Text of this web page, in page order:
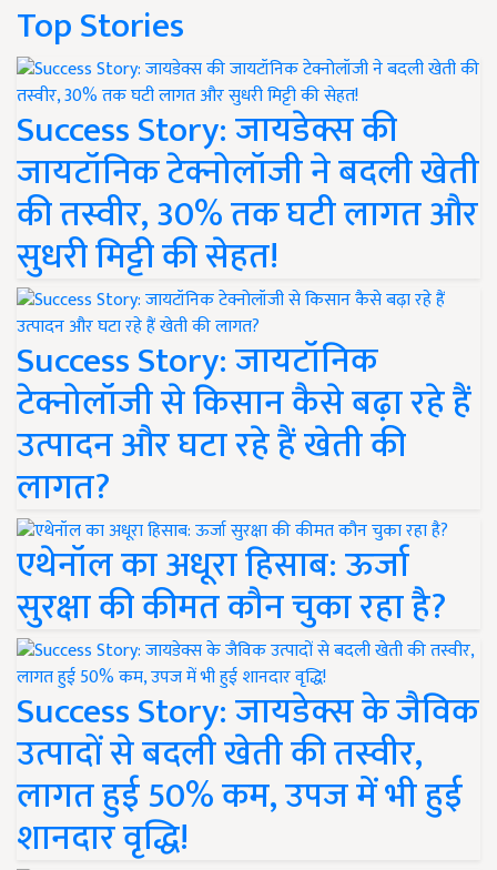
Top Stories
Success Story: जायडेक्स की
जायटॉनिक टेक्नोलॉजी ने बदली खेती
की तस्वीर, 30% तक घटी लागत और
सुधरी मिट्टी की सेहत!
Success Story: जायटॉनिक
टेक्नोलॉजी से किसान कैसे बढ़ा रहे हैं
उत्पादन और घटा रहे हैं खेती की
लागत?
एथेनॉल का अधूरा हिसाब: ऊर्जा
सुरक्षा की कीमत कौन चुका रहा है?
Success Story: जायडेक्स के जैविक
उत्पादों से बदली खेती की तस्वीर,
लागत हुई 50% कम, उपज में भी हुई
शानदार वृद्धि!